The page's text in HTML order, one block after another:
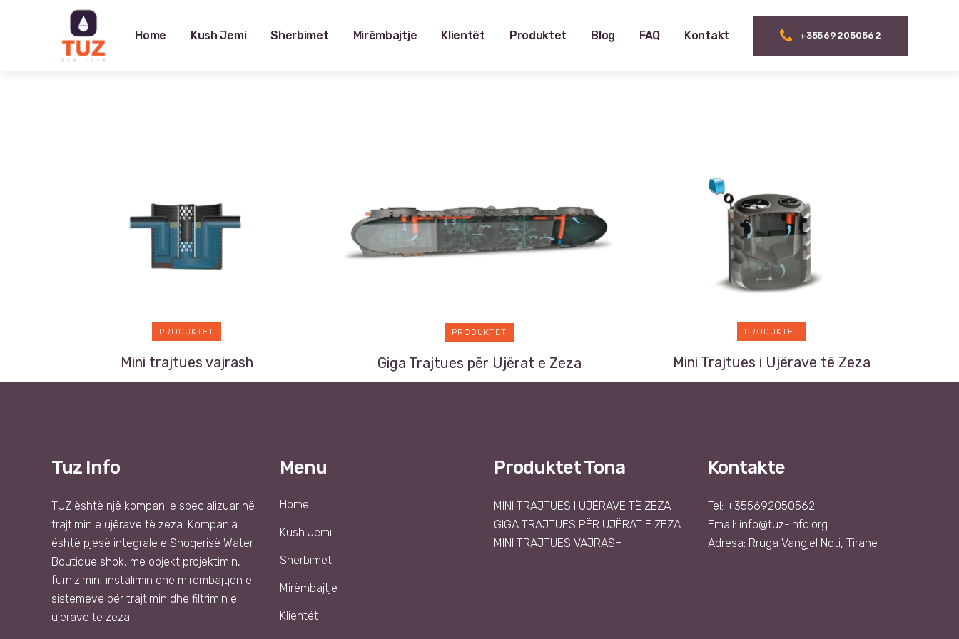
+355692050562
Home Kush Jemi Sherbimet Mirëmbajtje Klientët Produktet Blog FAQ Kontakt
PRODUKTET
Mini trajtues vajrash
PRODUKTET
Giga Trajtues për Ujërat e Zeza
PRODUKTET
Mini Trajtues i Ujërave të Zeza
Tuz Info
TUZ është një kompani e specializuar në
trajtimin e ujërave të zeza. Kompania
është pjesë integrale e Shoqerisë Water
Boutique shpk, me objekt projektimin,
furnizimin, instalimin dhe mirëmbajtjen e
sistemeve për trajtimin dhe filtrimin e
ujërave të zeza.
Menu
Home
Kush Jemi
Sherbimet
Mirëmbajtje
Klientët
Produktet Tona
MINI TRAJTUES I UJËRAVE TË ZEZA
GIGA TRAJTUES PËR UJËRAT E ZEZA
MINI TRAJTUES VAJRASH
Kontakte
Tel: +355692050562
Email: info@tuz-info.org
Adresa: Rruga Vangjel Noti, Tirane